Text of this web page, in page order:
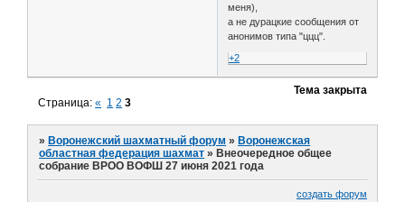
меня),
а не дурацкие сообщения от
анонимов типа "ццц".
+2
Тема закрыта
Страница:« 1 2 3
» Воронежский шахматный форум » Воронежская
областная федерация шахмат » Внеочередное общее
собрание ВРОО ВОФШ 27 июня 2021 года
создать форум